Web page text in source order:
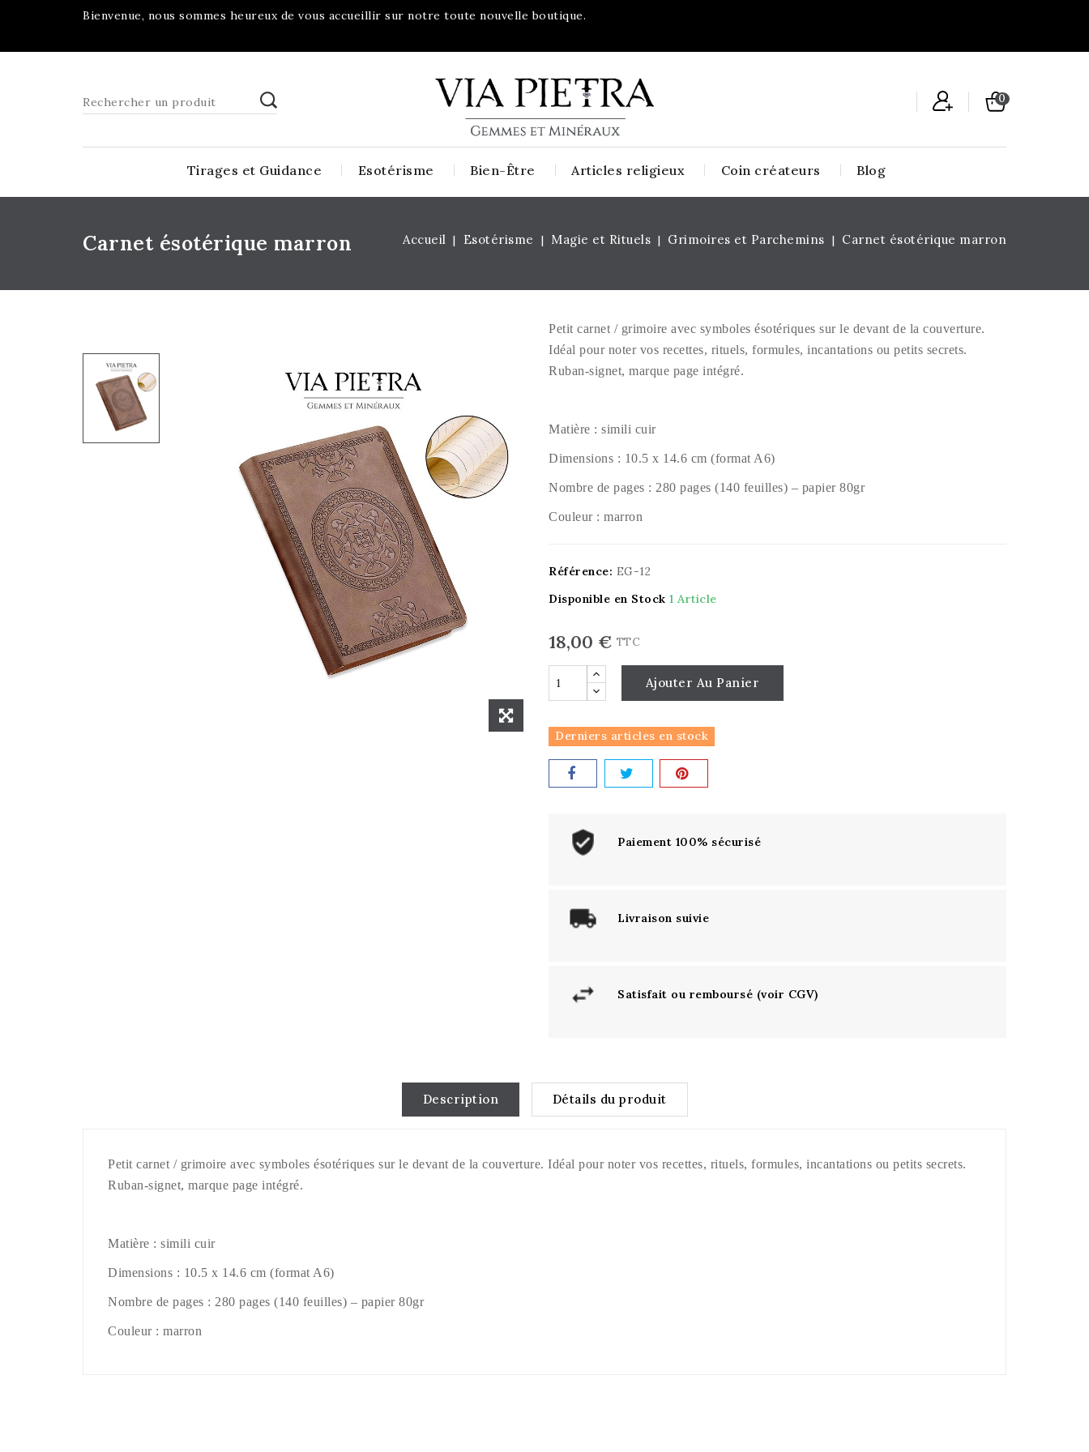
Bienvenue, nous sommes heureux de vous accueillir sur notre toute nouvelle boutique.
0
Tirages et Guidance Esotérisme Bien-Être Articles religieux Coin créateurs Blog
Carnet ésotérique marron Accueil Esotérisme Magie et Rituels Grimoires et Parchemins Carnet ésotérique marron
Petit carnet / grimoire avec symboles ésotériques sur le devant de la couverture.
Idéal pour noter vos recettes, rituels, formules, incantations ou petits secrets.
Ruban-signet, marque page intégré.
Matière : simili cuir
Dimensions : 10.5 x 14.6 cm (format A6)
Nombre de pages : 280 pages (140 feuilles) – papier 80gr
Couleur : marron
Référence: EG-12
Disponible en Stock 1 Article
18,00 € TTC
Ajouter Au Panier
Derniers articles en stock
Paiement 100% sécurisé
Livraison suivie
Satisfait ou remboursé (voir CGV)
Description Détails du produit
Petit carnet / grimoire avec symboles ésotériques sur le devant de la couverture. Idéal pour noter vos recettes, rituels, formules, incantations ou petits secrets.
Ruban-signet, marque page intégré.
Matière : simili cuir
Dimensions : 10.5 x 14.6 cm (format A6)
Nombre de pages : 280 pages (140 feuilles) – papier 80gr
Couleur : marron